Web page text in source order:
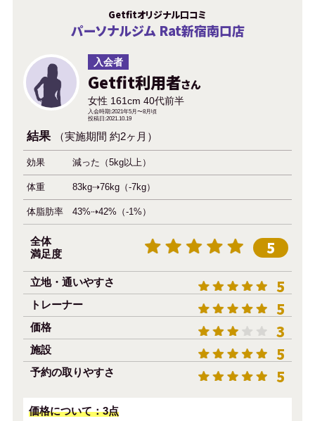
Getfitオリジナル口コミ
パーソナルジム Rat新宿南口店
入会者
Getfit利用者さん
女性 161cm 40代前半
入会時期:2021年5月〜8月頃
投稿日:2021.10.19
結果 （実施期間 約2ヶ月）
効果 減った（5kg以上）
体重 83kg⇢76kg（-7kg）
体脂肪率 43%⇢42%（-1%）
全体
満足度
5
立地・通いやすさ 5
トレーナー 5
価格 3
施設 5
予約の取りやすさ 5
価格について：3点